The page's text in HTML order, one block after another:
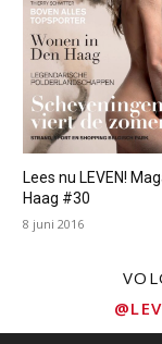
Lees nu LEVEN!
Haag #30
8 juni 2016